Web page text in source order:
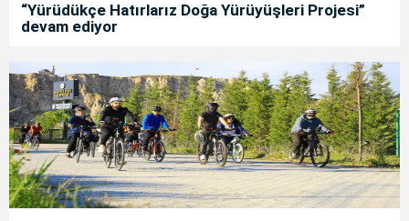
“Yürüdükçe Hatırlarız Doğa Yürüyüşleri Projesi”
devam ediyor